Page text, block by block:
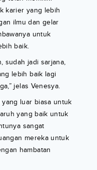
karier yang lebih
ilmu dan gelar
untuk
baik.
sudah jadi sarjana,
lebih baik lagi
jelas Venesya.
yang luar biasa untuk
yang baik untuk
sangat
mereka untuk
hambatan